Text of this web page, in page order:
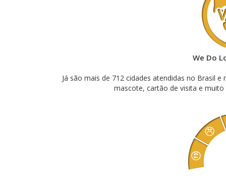
We Do
Já são mais de 712 cidades atendidas no Brasil
mascote, cartão de visita e